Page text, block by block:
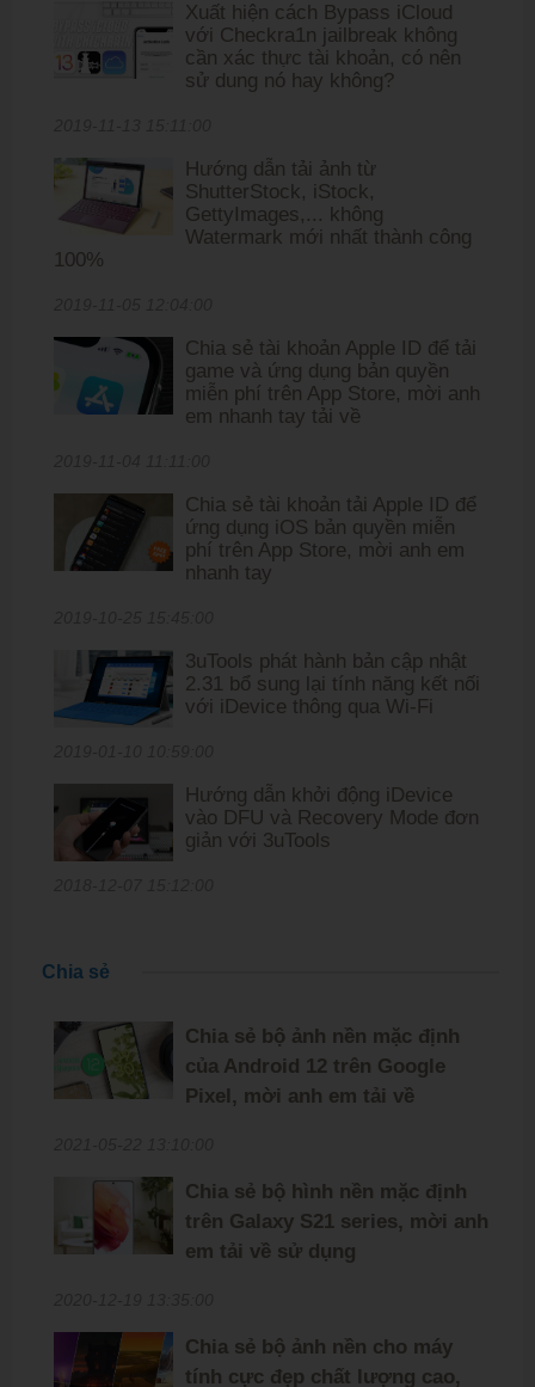
Xuất hiện cách Bypass iCloud
với Checkra1n jailbreak không
cần xác thực tài khoản, có nên
sử dung nó hay không?
Hướng dẫn tải ảnh từ
ShutterStock, iStock,
GettyImages,... không
Watermark mới nhất thành công
100%
Chia sẻ tài khoản Apple ID để tải
game và ứng dụng bản quyền
miễn phí trên App Store, mời anh
em nhanh tay tải về
Chia sẻ tài khoản tải Apple ID để
ứng dụng iOS bản quyền miễn
phí trên App Store, mời anh em
nhanh tay
3uTools phát hành bản cập nhật
2.31 bổ sung lại tính năng kết nối
với iDevice thông qua Wi-Fi
Hướng dẫn khởi động iDevice
vào DFU và Recovery Mode đơn
giản với 3uTools
Chia sẻ
Chia sẻ bộ ảnh nền mặc định
của Android 12 trên Google
Pixel, mời anh em tải về
Chia sẻ bộ hình nền mặc định
trên Galaxy S21 series, mời anh
em tải về sử dụng
Chia sẻ bộ ảnh nền cho máy
tính cực đẹp chất lượng cao,